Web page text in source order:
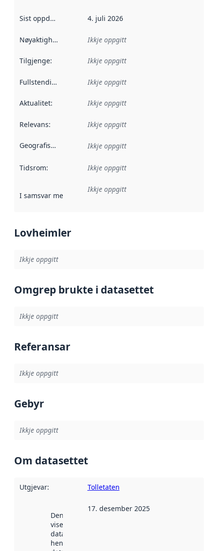
Sist oppdatert 4. juli 2026
Nøyaktigheit Ikkje oppgitt
Tilgjenge: Ikkje oppgitt
Fullstendigheit Ikkje oppgitt
Aktualitet: Ikkje oppgitt
Relevans: Ikkje oppgitt
Geografisk område Ikkje oppgitt
Tidsrom: Ikkje oppgitt
I samsvar med Referanse til ei implementeringsregel eller
Ikkje oppgitt
Lovheimler
Ikkje oppgitt
Omgrep brukte i datasettet
Ikkje oppgitt
Referansar
Ikkje oppgitt
Gebyr
Ikkje oppgitt
Om datasettet
Utgjevar: Tolletaten
Denne datoen
viser når
datasettet vart
henta inn av
17. desember 2025